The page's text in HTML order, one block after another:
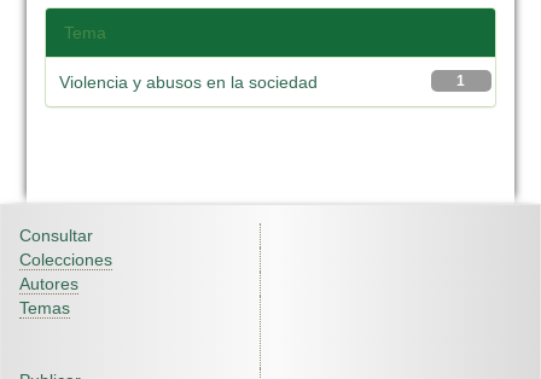
Tema
1
Violencia y abusos en la sociedad
Consultar
Colecciones
Autores
Temas